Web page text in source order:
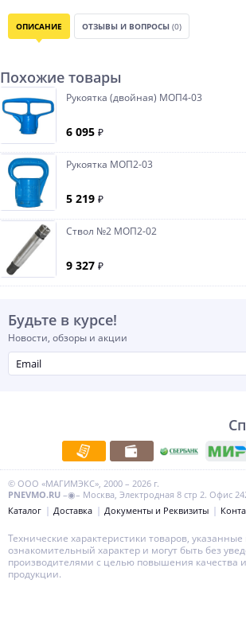
ОПИСАНИЕ ОТЗЫВЫ И ВОПРОСЫ (0)
Похожие товары
Рукоятка (двойная) МОП4-03
6 095 ₽
Рукоятка МОП2-03
5 219 ₽
Ствол №2 МОП2-02
9 327 ₽
Будьте в курсе!
Новости, обзоры и акции
© ООО «МАГИМЭКС», 2000 – 2026 г.
PNEVMO.RU –◉– Москва, Электродная 8 стр 2. Офис
Каталог
Доставка Документы и Реквизиты
Технические характеристики товаров,
ознакомительный характер и могут быть без
производителями с целью повышения качества
продукции.